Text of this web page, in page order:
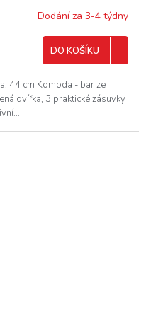
Dodání za 3-4 týdny
DO KOŠÍKU
44 cm Komoda - bar ze
dvířka, 3 praktické zásuvky